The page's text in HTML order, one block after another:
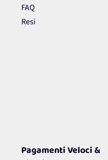
FAQ
Resi
Pagamenti Veloci &